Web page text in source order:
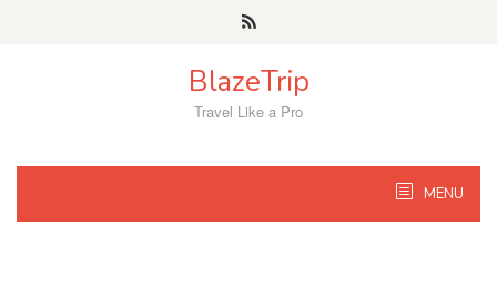
BlazeTrip
Travel Like a Pro
MENU